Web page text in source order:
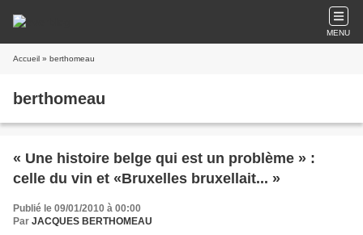
MENU
Accueil » berthomeau
berthomeau
« Une histoire belge qui est un problème » :
celle du vin et «Bruxelles bruxellait... »
Publié le 09/01/2010 à 00:00
Par JACQUES BERTHOMEAU